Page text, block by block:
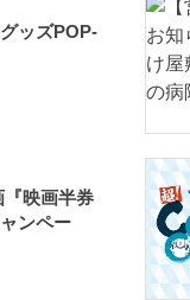
ッズPOP-
映画半券
ンペー